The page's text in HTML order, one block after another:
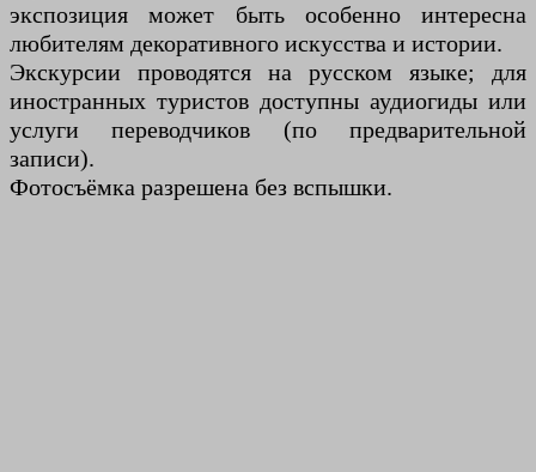
экспозиция может быть особенно интересна
любителям декоративного искусства и истории.
Экскурсии проводятся на русском языке; для
иностранных туристов доступны аудиогиды или
услуги переводчиков (по предварительной
записи).
Фотосъёмка разрешена без вспышки.